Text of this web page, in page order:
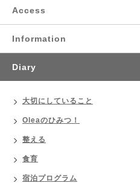
Access
Information
Diary
大切にしていること
Oleaのひみつ！
整える
食育
宿泊プログラム